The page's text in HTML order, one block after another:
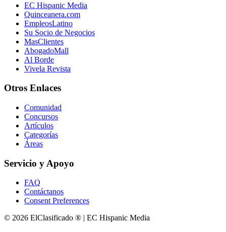
EC Hispanic Media
Quinceanera.com
EmpleosLatino
Su Socio de Negocios
MasClientes
AbogadoMall
Al Borde
Vivela Revista
Otros Enlaces
Comunidad
Concursos
Artículos
Categorías
Áreas
Servicio y Apoyo
FAQ
Contáctanos
Consent Preferences
© 2026 ElClasificado ® | EC Hispanic Media